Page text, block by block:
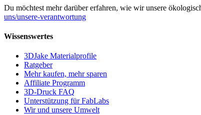
Du möchtest mehr darüber erfahren, wie wir unsere
uns/unsere-verantwortung
Wissenswertes
3DJake Materialprofile
Ratgeber
Mehr kaufen, mehr sparen
Affiliate Programm
3D-Druck FAQ
Unterstützung für FabLabs
Wir und unsere Umwelt